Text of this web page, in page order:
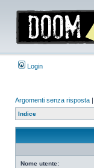
Login
Argomenti senza risposta |
Indice
Nome utente: